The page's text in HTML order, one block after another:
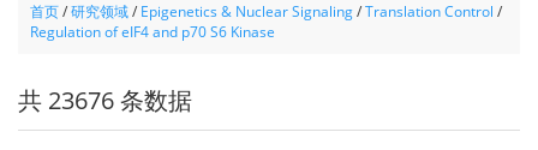
首页/研究领域/ Epigenetics & Nuclear Signaling/Translation Control /
Regulation of eIF4 and p70 S6 Kinase
共 23676 条数据